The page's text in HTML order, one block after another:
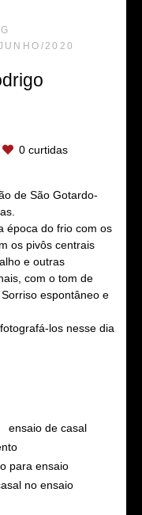
2020
0 curtidas
de São Gotardo-
época do frio com os
os pivôs centrais
e outras
com o tom de
espontâneo e
los nesse dia
ensaio de casal
para ensaio
no ensaio